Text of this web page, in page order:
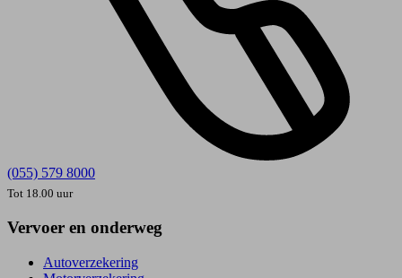
(055) 579 8000
Tot 18.00 uur
Vervoer en onderweg
Autoverzekering